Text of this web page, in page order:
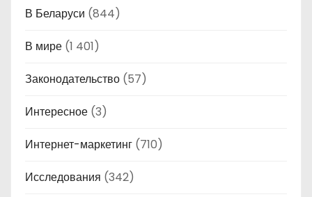
В Беларуси (844)
В мире (1 401)
Законодательство (57)
Интересное (3)
Интернет-маркетинг (710)
Исследования (342)